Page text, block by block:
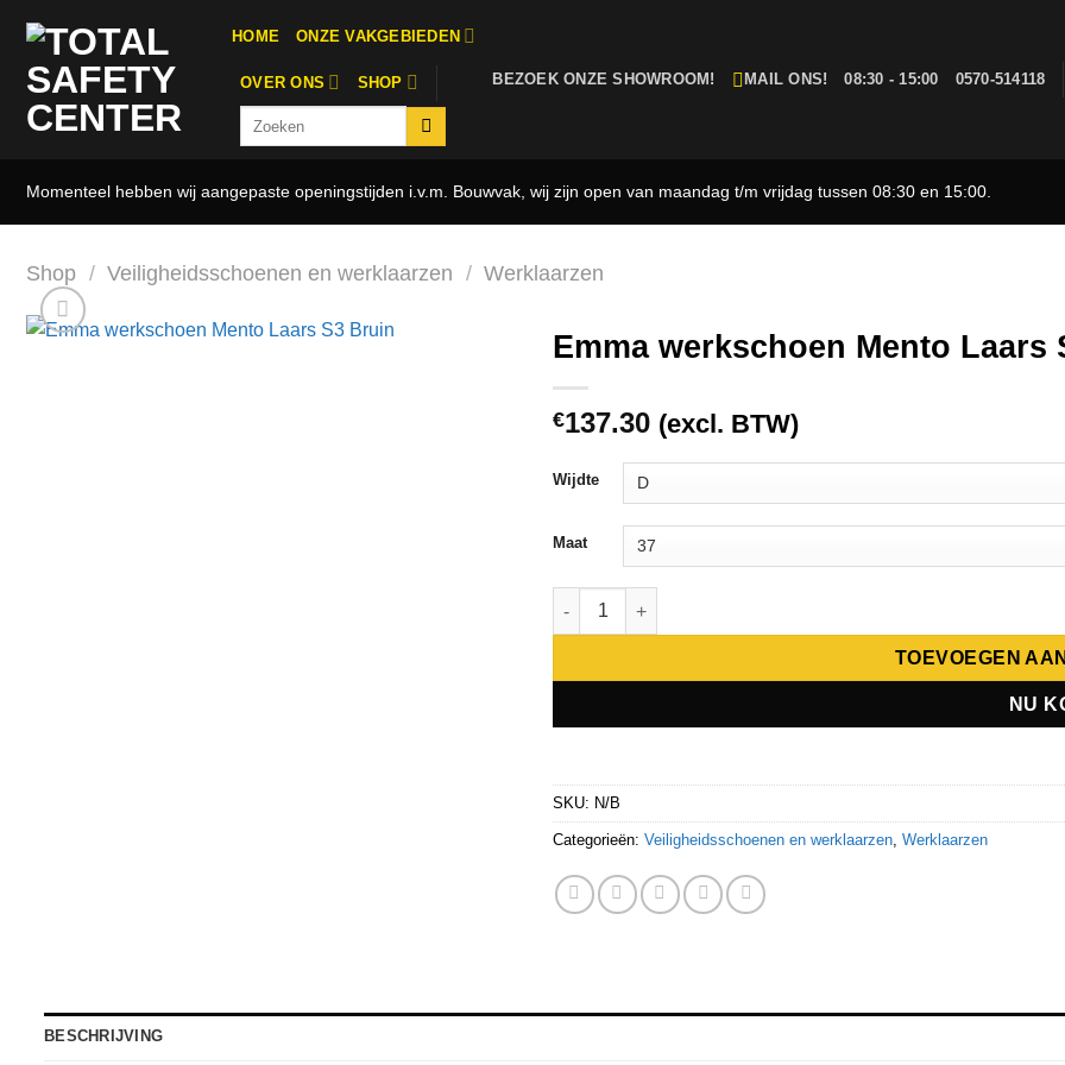
naar
inhoud
HOME ONZE VAKGEBIEDEN
OVER ONS SHOP BEZOEK ONZE SHOWROOM! MAIL ONS! 08:30 - 15:00 0570-514118
Momenteel hebben wij aangepaste openingstijden i.v.m. Bouwvak, wij zijn open van maandag t/m vrijdag tussen 08:30 en 15:00.
Shop / Veiligheidsschoenen en werklaarzen / Werklaarzen
Emma werkschoen Mento Laars
€137.30 (excl. BTW)
Wijdte
Maat
Emma werkschoen Mento Laars S3 Bruin aantal
TOEVOEGEN
NU
SKU: N/B
Categorieën:Veiligheidsschoenen en werklaarzen,Werklaarzen
BESCHRIJVING